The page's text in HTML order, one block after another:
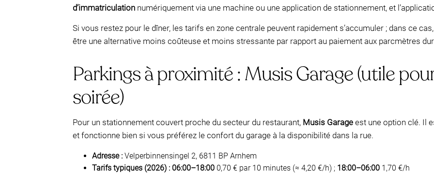
d’immatriculation numériquement via une machine ou une application de stationnement, et
Si vous restez pour le dîner, les tarifs en zone centrale peuvent rapidement s’accumuler ; dans ce
être une alternative moins coûteuse et moins stressante par rapport au paiement aux parcmètres
Parkings à proximité : Musis Garage (utile
soirée)
Pour un stationnement couvert proche du secteur du restaurant, Musis Garage est une option clé. Il
et fonctionne bien si vous préférez le confort du garage à la disponibilité dans la rue.
Adresse : Velperbinnensingel 2, 6811 BP Arnhem
Tarifs typiques (2026) : 06:00–18:00 0,70 € par 10 minutes (≈ 4,20 €/h) ; 18:00–06:00 1,70 €/h